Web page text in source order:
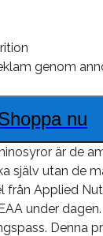
genom
nu
är de
själv utan de
från Applied
under
Denna